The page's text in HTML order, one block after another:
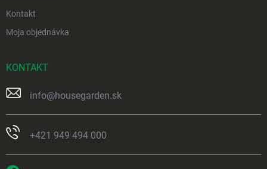
Kontakt
Moja objednávka
KONTAKT
info@housegarden.sk
+421 949 494 000